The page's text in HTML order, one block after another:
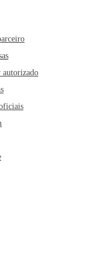
autorizado